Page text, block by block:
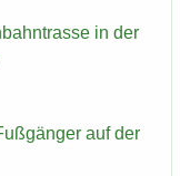
in der
auf der